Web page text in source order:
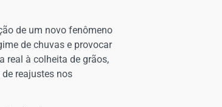
de um novo fenômeno
de chuvas e provocar
real à colheita de grãos,
reajustes nos